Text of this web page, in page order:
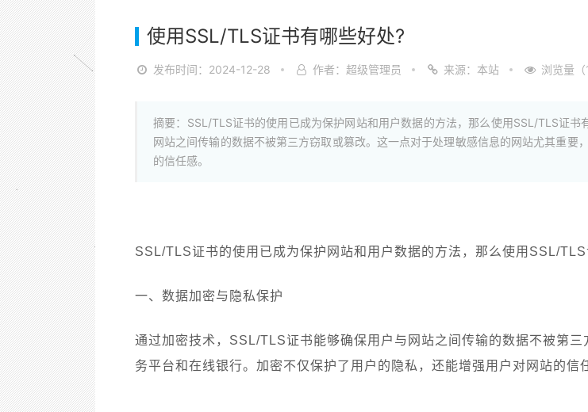
使用SSL/TLS证书有哪些好处?
发布时间：2024-12-28 作者：超级管理员 来源：本站 浏览量（
摘要：SSL/TLS证书的使用已成为保护网站和用户数据的方法，那么使用SSL/TLS证
网站之间传输的数据不被第三方窃取或篡改。这一点对于处理敏感信息的网站尤其重
的信任感。
SSL/TLS证书的使用已成为保护网站和用户数据的方法，那么使用SSL/
一、数据加密与隐私保护
通过加密技术，SSL/TLS证书能够确保用户与网站之间传输的数据不被第
务平台和在线银行。加密不仅保护了用户的隐私，还能增强用户对网站的信